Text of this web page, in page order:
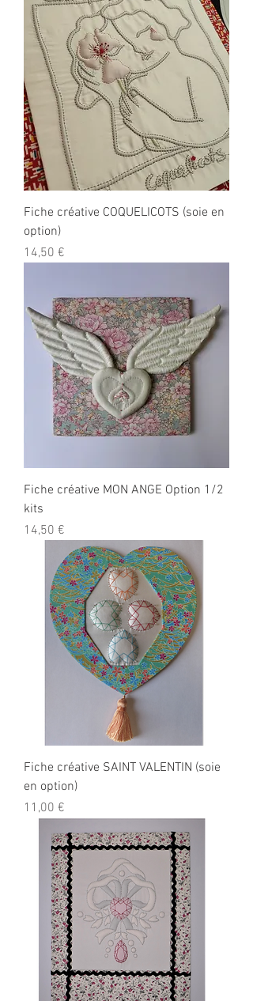
Fiche créative COQUELICOTS (soie en
option)
Prix
14,50 €
Fiche créative MON ANGE Option 1/2
kits
Prix
14,50 €
Fiche créative SAINT VALENTIN (soie
en option)
Prix
11,00 €